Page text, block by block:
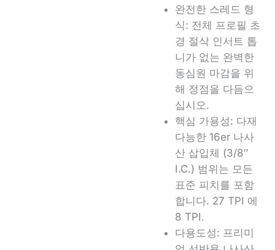
완전한 스레드 형
식: 전체 프로필 초
경 절삭 인서트 톱
니가 없는 완벽한
동심원 마감을 위
해 정점을 다듬으
십시오 .
핵심 가용성: 다재
다능한 16er 나사
산 삽입체 (3/8″
I.C.) 범위는 모든
표준 피치를 포함
합니다. 27 TPI 에
8 TPI.
다용도성: 프리미